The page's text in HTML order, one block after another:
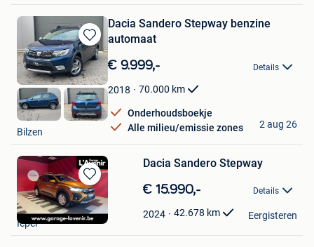
Bewaren
in
Mijn
Favorieten
Dacia Sandero Stepway benzine
automaat
€ 9.999,- Details
2018 70.000 km
Onderhoudsboekje
Alle milieu/emissie zones
Tom
Bilzen
2 aug 26
Bewaren
in
Mijn
Favorieten
Dacia Sandero Stepway
€ 15.990,- Details
2024 42.678 km
Garage L'Avenir
Ieper
Eergisteren